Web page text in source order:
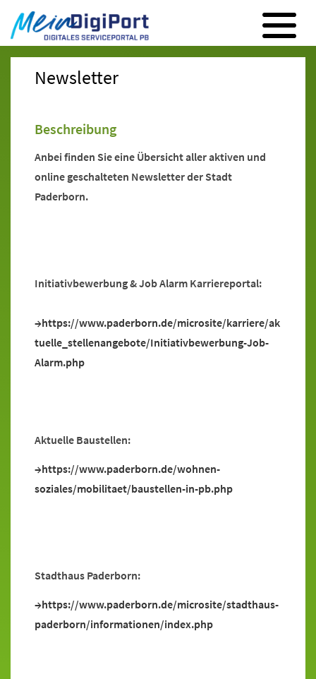
Digitales Serviceportal Paderborn
Zur Hauptnavigation
Zum Inhalt
Zum Footer
Newsletter
Beschreibung
Anbei finden Sie eine Übersicht aller aktiven und
online geschalteten Newsletter der Stadt
Paderborn.
Initiativbewerbung & Job Alarm Karriereportal:
https://www.paderborn.de/microsite/karriere/ak
tuelle_stellenangebote/Initiativbewerbung-Job-
Alarm.php
Aktuelle Baustellen:
https://www.paderborn.de/wohnen-
soziales/mobilitaet/baustellen-in-pb.php
Stadthaus Paderborn:
https://www.paderborn.de/microsite/stadthaus-
paderborn/informationen/index.php